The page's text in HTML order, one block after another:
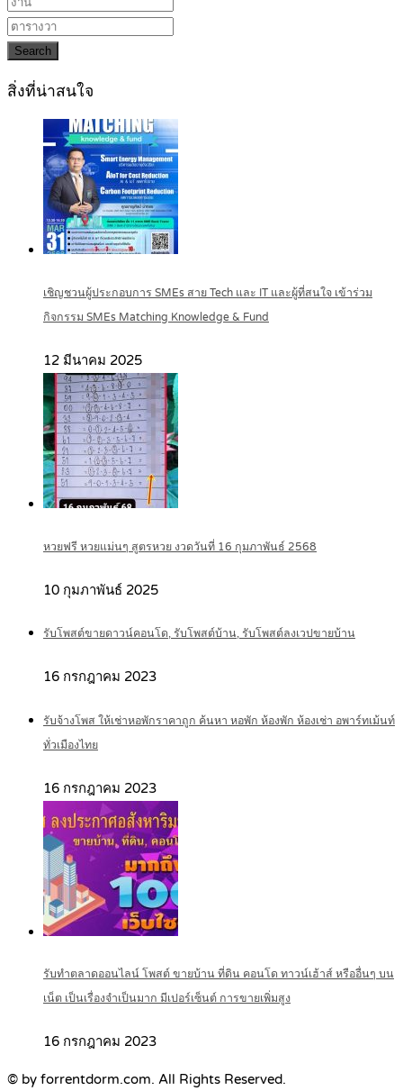
Search
สิ่งที่น่าสนใจ
เชิญชวนผู้ประกอบการ SMEs สาย Tech และ IT และผู้ที่สนใจ เข้าร่วม
กิจกรรม SMEs Matching Knowledge & Fund
12 มีนาคม 2025
หวยฟรี หวยแม่นๆ สูตรหวย งวดวันที่ 16 กุมภาพันธ์ 2568
10 กุมภาพันธ์ 2025
รับโพสต์ขายดาวน์คอนโด, รับโพสต์บ้าน, รับโพสต์ลงเวปขายบ้าน
16 กรกฎาคม 2023
รับจ้างโพส ให้เช่าหอพักราคาถูก ค้นหา หอพัก ห้องพัก ห้องเช่า อพาร์ทเม้นท์
ทั่วเมืองไทย
16 กรกฎาคม 2023
รับทำตลาดออนไลน์ โพสต์ ขายบ้าน ที่ดิน คอนโด ทาวน์เฮ้าส์ หรืออื่นๆ บน
เน็ต เป็นเรื่องจำเป็นมาก มีเปอร์เซ็นต์ การขายเพิ่มสูง
16 กรกฎาคม 2023
© by forrentdorm.com. All Rights Reserved.